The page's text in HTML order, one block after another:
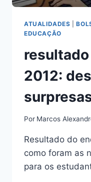
ATUALIDADES |
EDUCAÇÃO
2012:
Por Marcos
Resultado do
como foram as
para os